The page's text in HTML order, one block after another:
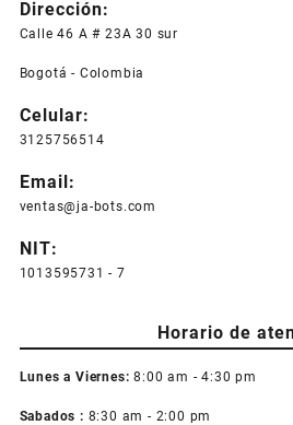
Dirección:
Calle 46 A # 23A 30 sur
Bogotá - Colombia
Celular:
3125756514
Email:
ventas@ja-bots.com
NIT:
1013595731 - 7
Horario de
Lunes a Viernes: 8:00 am - 4:30 pm
Sabados : 8:30 am - 2:00 pm